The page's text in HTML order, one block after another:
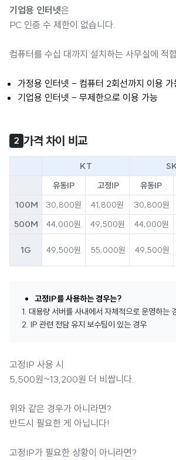
기업용 인터넷은
PC 인증 수 제한이 없습니다.
컴퓨터를 수십 대까지 설치하는 사무실에 적
가정용 인터넷 - 컴퓨터 2회선까지 이용 가
기업용 인터넷 - 무제한으로 이용 가능
2 가격 차이 비교
KT
유동IP
고정IP 유동IP
100M
30,800원 41,800원 30,800원
500M
44,000원 49,500원 44,000원
1G 49,500원 55,000원 49,500원
고정IP를 사용하는 경우는?
1. 대용량 서버를 사내에서 자체적으로 운영하는
2. IP 관련 전담 유지 보수팀이 있는 경우
고정IP 사용 시
5,500원~13,200원 더 비쌉니다.
위와 같은 경우가 아니라면?
반드시 필요한 게 아닙니다!
고정IP가 필요한 상황이 아니라면?